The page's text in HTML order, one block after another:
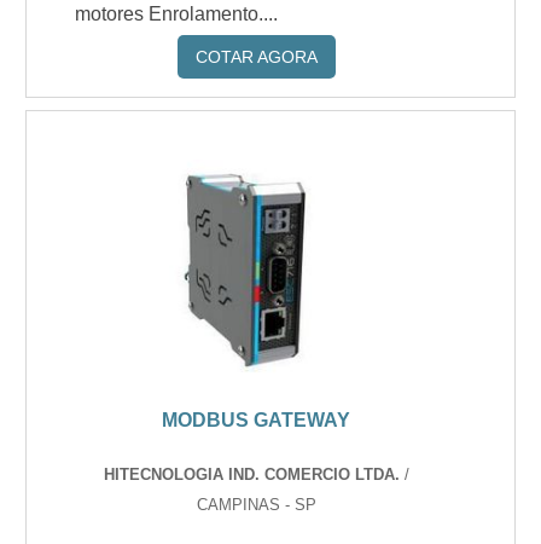
motores Enrolamento....
COTAR AGORA
MODBUS GATEWAY
HITECNOLOGIA IND. COMERCIO LTDA. /
CAMPINAS - SP